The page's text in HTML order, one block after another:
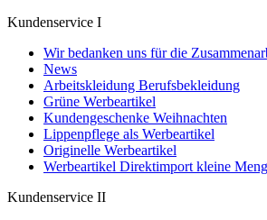
Kundenservice I
Wir bedanken uns für die
News
Arbeitskleidung Berufsbekleidung
Grüne Werbeartikel
Kundengeschenke Weihnachten
Lippenpflege als Werbeartikel
Originelle Werbeartikel
Werbeartikel Direktimport kleine
Kundenservice II